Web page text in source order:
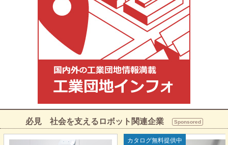
必見 社会を支えるロボット関連企業 Sponsored
カタログ無料提供中